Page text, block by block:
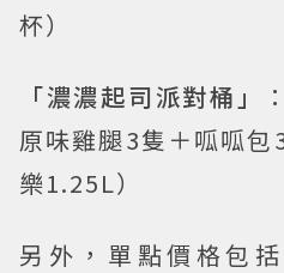
杯）
「濃濃起司派對桶」
原味雞腿3隻＋呱呱
樂1.25L）
另外，單點價格包